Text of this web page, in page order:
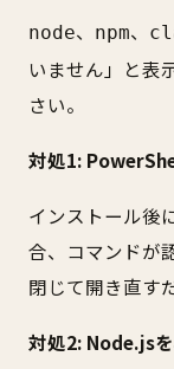
node、 npm、
いません」と表
さい。
対処1:
インストール後
合、コマンドが
閉じて開き直す
対処2: Node.js